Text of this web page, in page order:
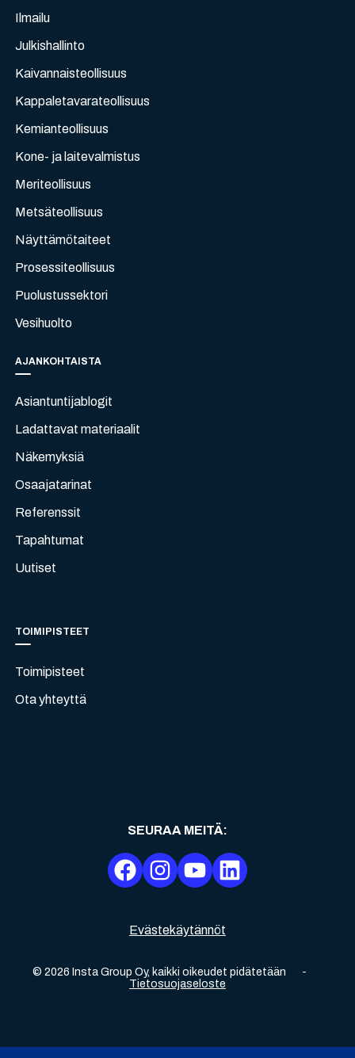
Ilmailu
Julkishallinto
Kaivannaisteollisuus
Kappaletavarateollisuus
Kemianteollisuus
Kone- ja laitevalmistus
Meriteollisuus
Metsäteollisuus
Näyttämötaiteet
Prosessiteollisuus
Puolustussektori
Vesihuolto
AJANKOHTAISTA
Asiantuntijablogit
Ladattavat materiaalit
Näkemyksiä
Osaajatarinat
Referenssit
Tapahtumat
Uutiset
TOIMIPISTEET
Toimipisteet
Ota yhteyttä
Evästekäytännöt
© 2026 Insta Group Oy, kaikki oikeudet pidätetään
-
Tietosuojaseloste
SEURAA MEITÄ: